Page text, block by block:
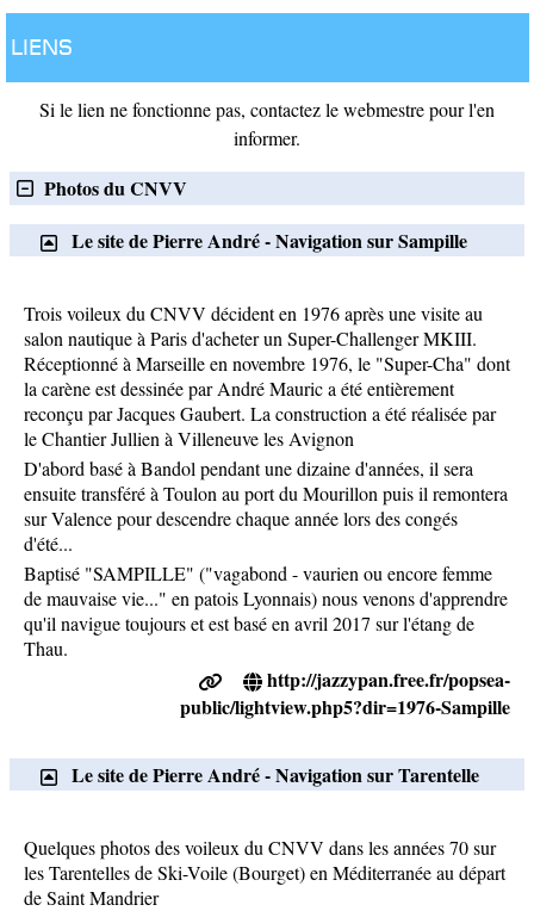
Liens
Si le lien ne fonctionne pas, contactez le webmestre pour l'en
informer.
Photos du CNVV
Le site de Pierre André - Navigation sur Sampille
Trois voileux du CNVV décident en 1976 après une visite au
salon nautique à Paris d'acheter un Super-Challenger MKIII.
Réceptionné à Marseille en novembre 1976, le "Super-Cha" dont
la carène est dessinée par André Mauric a été entièrement
reconçu par Jacques Gaubert. La construction a été réalisée par
le Chantier Jullien à Villeneuve les Avignon
D'abord basé à Bandol pendant une dizaine d'années, il sera
ensuite transféré à Toulon au port du Mourillon puis il remontera
sur Valence pour descendre chaque année lors des congés
d'été...
Baptisé "SAMPILLE" ("vagabond - vaurien ou encore femme
de mauvaise vie..." en patois Lyonnais) nous venons d'apprendre
qu'il navigue toujours et est basé en avril 2017 sur l'étang de
Thau.
http://jazzypan.free.fr/popsea-
public/lightview.php5?dir=1976-Sampille
Le site de Pierre André - Navigation sur Tarentelle
Quelques photos des voileux du CNVV dans les années 70 sur
les Tarentelles de Ski-Voile (Bourget) en Méditerranée au départ
de Saint Mandrier